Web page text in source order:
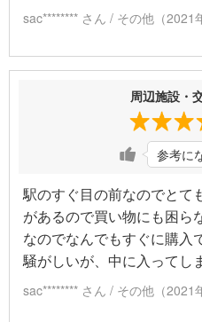
sac******** さん / その他（2021
周辺施設・
参考に
駅のすぐ目の前なのでとて
があるので買い物にも困ら
なのでなんでもすぐに購入
騒がしいが、中に入ってし
sac******** さん / その他（2021